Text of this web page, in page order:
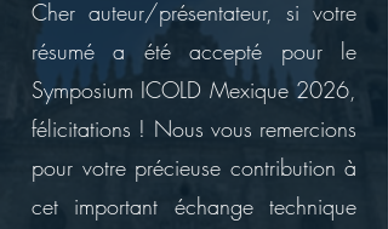
Cher auteur/présentateur, si votre
résumé a été accepté pour le
Symposium ICOLD Mexique 2026,
félicitations ! Nous vous remercions
pour votre précieuse contribution à
cet important échange technique